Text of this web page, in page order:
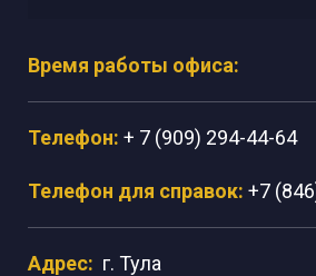
Время работы офиса:
Телефон: + 7 (909) 294-44-64
Телефон для справок: +7
Адрес: г. Тула